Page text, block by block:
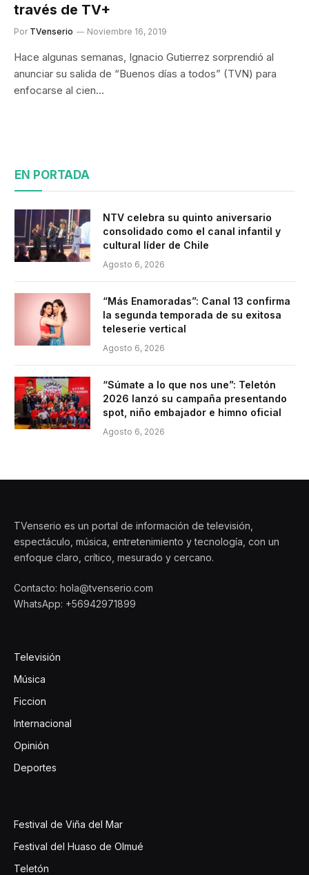
través de TV+
Por TVenserio Noviembre 16, 2019
Hace algunas semanas, Ignacio Gutierrez sorprendió al
anunciar su salida de “Buenos días a todos” (TVN) para
enfocarse al cien…
EN PORTADA
NTV celebra su quinto aniversario
consolidado como el canal infantil y
cultural líder de Chile
Agosto 6, 2026
“Más Enamoradas”: Canal 13 confirma
la segunda temporada de su exitosa
teleserie vertical
Agosto 6, 2026
“Súmate a lo que nos une”: Teletón
2026 lanzó su campaña presentando
spot, niño embajador e himno oficial
Agosto 6, 2026
TVenserio es un portal de información de televisión,
espectáculo, música, entretenimiento y tecnología, con un
enfoque claro, crítico, mesurado y cercano.
Contacto: hola@tvenserio.com
WhatsApp: +56942971899
Televisión
Música
Ficcion
Internacional
Opinión
Deportes
Festival de Viña del Mar
Festival del Huaso de Olmué
Teletón